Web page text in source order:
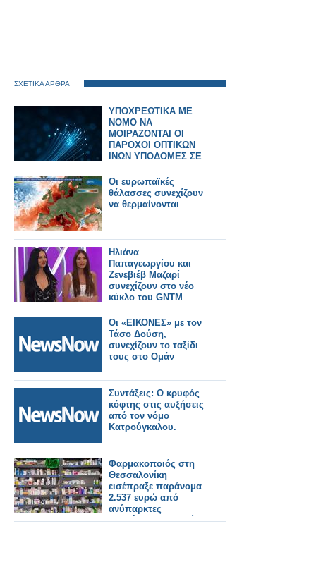
ΣΧΕΤΙΚΑ ΑΡΘΡΑ
ΥΠΟΧΡΕΩΤΙΚΑ ΜΕ
ΝΟΜΟ ΝΑ
ΜΟΙΡΑΖΟΝΤΑΙ ΟΙ
ΠΑΡΟΧΟΙ ΟΠΤΙΚΩΝ
ΙΝΩΝ ΥΠΟΔΟΜΕΣ ΣΕ
ΠΟΛΥΚΑΤΟΙΚΙΕΣ
Οι ευρωπαϊκές
θάλασσες συνεχίζουν
να θερμαίνονται
Ηλιάνα
Παπαγεωργίου και
Ζενεβιέβ Μαζαρί
συνεχίζουν στο νέο
κύκλο του GNTM
Οι «ΕΙΚΟΝΕΣ» με τον
Τάσο Δούση,
συνεχίζουν το ταξίδι
τους στο Ομάν
Συντάξεις: Ο κρυφός
κόφτης στις αυξήσεις
από τον νόμο
Κατρούγκαλου.
Φαρμακοποιός στη
Θεσσαλονίκη
εισέπραξε παράνομα
2.537 ευρώ από
ανύπαρκτες
εκτελέσεις συνταγών